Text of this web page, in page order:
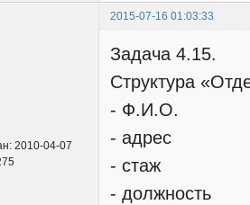
2015-07-16 01:03:33
2010-04-07
Задача 4.15.
Cтруктура
- Ф.И.О.
- адрес
- стаж
- должность